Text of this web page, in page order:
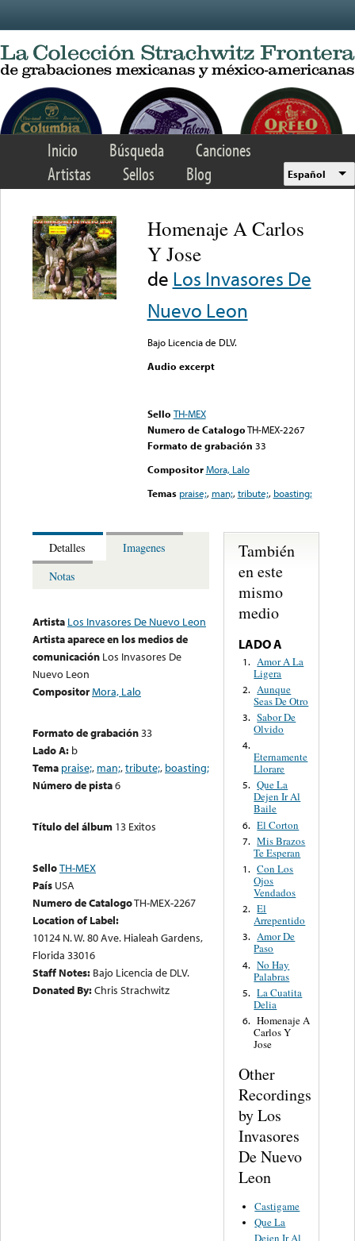
Inicio Búsqueda
Canciones
Artistas
Sellos Blog Español
Homenaje A Carlos
Y Jose
de Los Invasores De
Nuevo Leon
Bajo Licencia de DLV.
Audio excerpt
Sello TH-MEX
Numero de CatalogoTH-MEX-2267
Formato de grabación 33
Compositor Mora, Lalo
Temas praise;, man;,tribute;, boasting;
Detalles
Imagenes
Notas
Artista Los Invasores De Nuevo Leon
Artista aparece en los medios de
comunicación Los Invasores De
Nuevo Leon
CompositorMora, Lalo
Formato de grabación33
Lado A: b
Tema praise;, man;,tribute;, boasting;
Número de pista6
Título del álbum 13 Exitos
SelloTH-MEX
País USA
Numero de CatalogoTH-MEX-2267
Location of Label:
10124 N. W. 80 Ave. Hialeah Gardens,
Florida 33016
Staff Notes: Bajo Licencia de DLV.
Donated By:Chris Strachwitz
También
en este
mismo
medio
LADO A
1. Amor A La
Ligera
2. Aunque
Seas De Otro
3. Sabor De
Olvido
4.
Eternamente
Llorare
5. Que La
Dejen Ir Al
Baile
6. El Corton
7. Mis Brazos
Te Esperan
1. Con Los
Ojos
Vendados
2. El
Arrepentido
3. Amor De
Paso
4. No Hay
Palabras
5. La Cuatita
Delia
6. Homenaje A
Carlos Y
Jose
Other
Recordings
by Los
Invasores
De Nuevo
Leon
Castigame
Que La
Dejen Ir Al